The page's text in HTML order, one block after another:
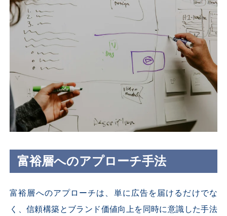
富裕層へのアプローチ手法
富裕層へのアプローチは、単に広告を届けるだけでな
く、信頼構築とブランド価値向上を同時に意識した手法